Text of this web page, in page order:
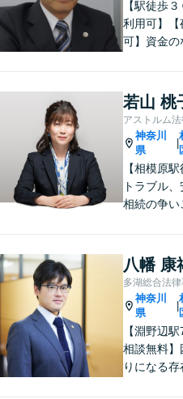
【駅徒歩
利用可】【
可】資金の
けて丁寧に
す。住宅ロ
れている方
さい。最
う自己研
仕事を目
若山 桃
アストルム
神奈川
県
【相模原
トラブル、
相続の争い
貫対応、ト
指します
留分・調停
八幡 康
多湖総合法
神奈川
県
【淵野辺
相談無料】
りになる存